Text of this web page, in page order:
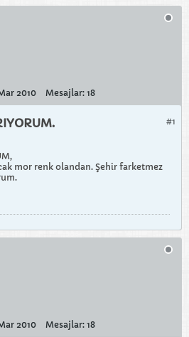
2010 Mesajlar: 18
#1
mor renk olandan. Şehir farketmez
2010 Mesajlar: 18